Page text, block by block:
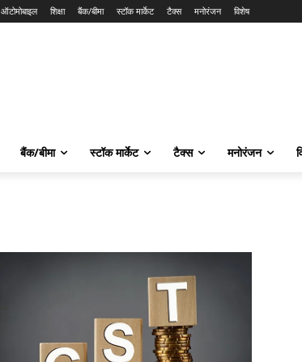
ऑटोमोबाइल शिक्षा बैंक/बीमा स्टॉक मार्केट टैक्स मनोरंजन विशेष
बैंक/बीमा स्टॉक मार्केट टैक्स मनोरंजन